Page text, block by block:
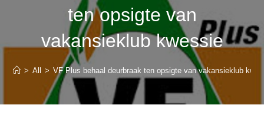
ten opsigte van
vakansieklub kwessie
> All > VF Plus behaal deurbraak ten opsigte van vakansieklub